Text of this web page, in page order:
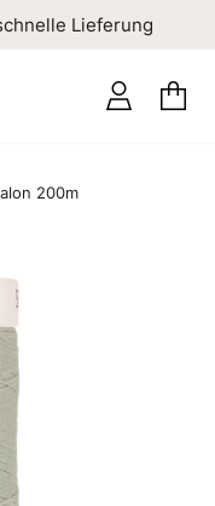
Lieferung
200m